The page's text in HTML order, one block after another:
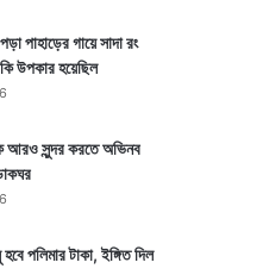
পাহাড়ের গায়ে সাদা রং
উপকার হয়েছিল
আরও সুন্দর করতে অভিনব
পলিমার টাকা, ইঙ্গিত দিল